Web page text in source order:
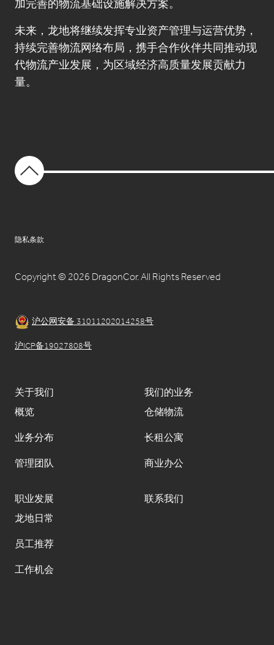
加完善的物流基础设施解决方案。
未来，龙地将继续发挥专业资产管理与运营优势，
持续完善物流网络布局，携手合作伙伴共同推动现
代物流产业发展，为区域经济高质量发展贡献力
量。
隐私条款
Copyright © 2026 DragonCor. All Rights Reserved
沪公网安备 31011202014258号
沪ICP备19027808号
关于我们
概览
业务分布
管理团队
我们的业务
仓储物流
⻓租公寓
商业办公
职业发展
龙地日常
员工推荐
工作机会
联系我们